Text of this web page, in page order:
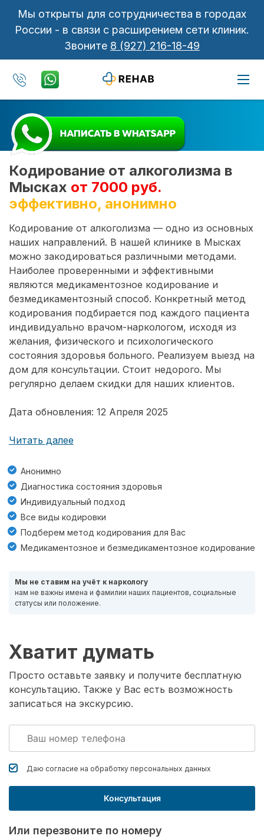
Мы открыты для сотрудничества в городах
России - в связи с расширением сети клиник.
Звоните 8 (927) 216-18-49
Кодирование от алкоголизма в
Мысках от 7000 руб.
эффективно, анонимно
Кодирование от алкоголизма — одно из основных
наших направлений. В нашей клинике в Мысках
можно закодироваться различными методами.
Наиболее проверенными и эффективными
являются медикаментозное кодирование и
безмедикаментозный способ. Конкретный метод
кодирования подбирается под каждого пациента
индивидуально врачом-наркологом, исходя из
желания, физического и психологического
состояния здоровья больного. Реализуем выезд на
дом для консультации. Стоит недорого. Мы
регулярно делаем скидки для наших клиентов.
Дата обновления: 12 Апреля 2025
Читать далее
Анонимно
Диагностика состояния здоровья
Индивидуальный подход
Все виды кодировки
Подберем метод кодирования для Вас
Медикаментозное и безмедикаментозное кодирование
Мы не ставим на учёт к наркологу
нам не важны имена и фамилии наших пациентов, социальные
статусы или положение.
Хватит думать
Просто оставьте заявку и получите бесплатную
консультацию. Также у Вас есть возможность
записаться на экскурсию.
Даю согласие на обработку персональных данных
Консультация
Или перезвоните по номеру